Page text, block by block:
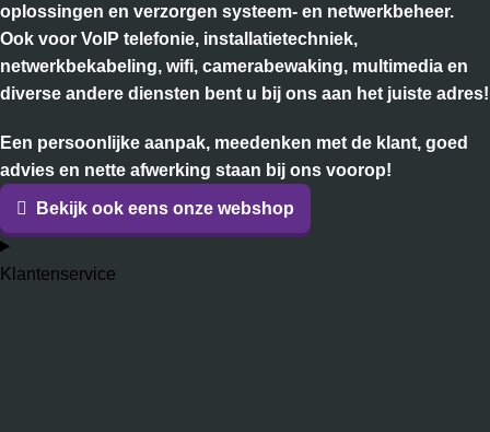
oplossingen en verzorgen systeem- en netwerkbeheer.
Ook voor VoIP telefonie, installatietechniek,
netwerkbekabeling, wifi, camerabewaking, multimedia en
diverse andere diensten bent u bij ons aan het juiste adres!
Een persoonlijke aanpak, meedenken met de klant, goed
advies en nette afwerking staan bij ons voorop!
Bekijk ook eens onze webshop
Klantenservice